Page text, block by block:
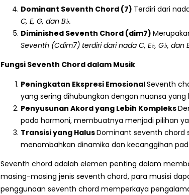
Dominant Seventh Chord (7) Terdiri dari
C, E, G, dan B♭.
Diminished Seventh Chord (dim7)
Seventh (Cdim7) terdiri dari nada C, E♭, G♭, dan
Fungsi Seventh Chord dalam Musik
Peningkatan Ekspresi EmosionalSeventh
yang sering dihubungkan dengan nuansa
Penyusunan Akord yang Lebih Kompleks
pada harmoni, membuatnya menjadi pilihan
Transisi yang HalusDominant seventh chord
menambahkan dinamika dan kecanggihan
Seventh chord adalah elemen penting dalam
masing-masing jenis seventh chord, para musisi
penggunaan seventh chord memperkaya